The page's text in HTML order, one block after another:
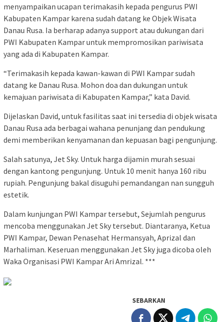
menyampaikan ucapan terimakasih kepada pengurus PWI
Kabupaten Kampar karena sudah datang ke Objek Wisata
Danau Rusa. Ia berharap adanya support atau dukungan dari
PWI Kabupaten Kampar untuk mempromosikan pariwisata
yang ada di Kabupaten Kampar.
“Terimakasih kepada kawan-kawan di PWI Kampar sudah
datang ke Danau Rusa. Mohon doa dan dukungan untuk
kemajuan pariwisata di Kabupaten Kampar,” kata David.
Dijelaskan David, untuk fasilitas saat ini tersedia di objek wisata
Danau Rusa ada berbagai wahana penunjang dan pendukung
demi memberikan kenyamanan dan kepuasan bagi pengunjung.
Salah satunya, Jet Sky. Untuk harga dijamin murah sesuai
dengan kantong pengunjung. Untuk 10 menit hanya 160 ribu
rupiah. Pengunjung bakal disuguhi pemandangan nan sungguh
estetik.
Dalam kunjungan PWI Kampar tersebut, Sejumlah pengurus
mencoba menggunakan Jet Sky tersebut. Diantaranya, Ketua
PWI Kampar, Dewan Penasehat Hermansyah, Aprizal dan
Marhaliman. Keseruan menggunakan Jet Sky juga dicoba oleh
Waka Organisasi PWI Kampar Ari Amrizal. ***
SEBARKAN